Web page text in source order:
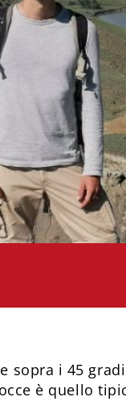
i 45
è quello